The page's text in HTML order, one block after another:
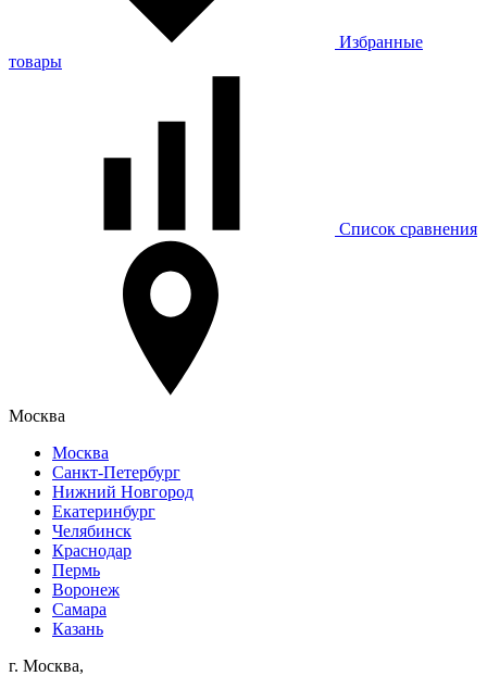
Избранные
товары
Список сравнения
Москва
Москва
Санкт-Петербург
Нижний Новгород
Екатеринбург
Челябинск
Краснодар
Пермь
Воронеж
Самара
Казань
г. Москва,